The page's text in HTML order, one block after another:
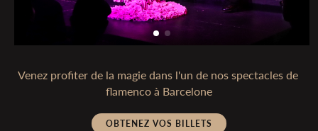
Venez profiter de la magie dans l'un de nos spectacles de
flamenco à Barcelone
OBTENEZ VOS BILLETS